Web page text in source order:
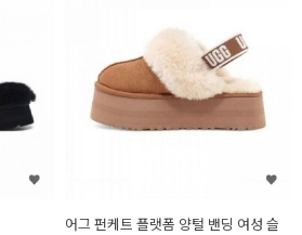
어그 펀케트 플랫폼 양털 밴딩 여성 슬